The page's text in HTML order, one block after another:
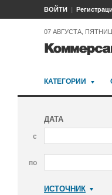
ВОЙТИ
07 АВГУСТА,
КАТЕГОРИИ
ДАТА
с
по
ИСТОЧНИК